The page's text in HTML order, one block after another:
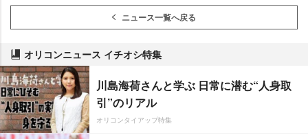
ニュース一覧へ戻る
オリコンニュース イチオシ特集
川島海荷さんと学ぶ 日常に潜む“人身取
引”のリアル
オリコンタイアップ特集